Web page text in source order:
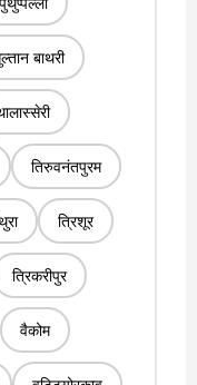
बाथरी
तिरुवनंतपुरम
त्रिशूर
त्रिकरीपुर
वैकोम